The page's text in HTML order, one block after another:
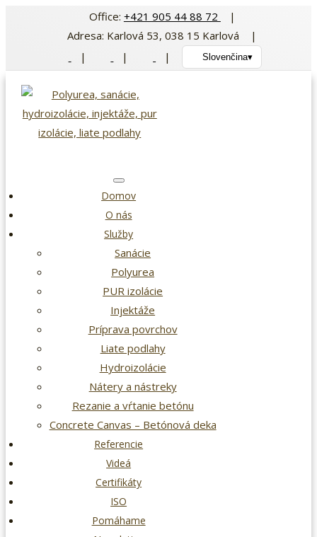
Office: +421 905 44 88 72
|
Adresa: Karlová 53, 038 15 Karlová |
|
| | Slovenčina▾
Domov
O nás
Služby
Sanácie
Polyurea
PUR izolácie
Injektáže
Príprava povrchov
Liate podlahy
Hydroizolácie
Nátery a nástreky
Rezanie a vŕtanie betónu
Concrete Canvas – Betónová deka
Referencie
Videá
Certifikáty
ISO
Pomáhame